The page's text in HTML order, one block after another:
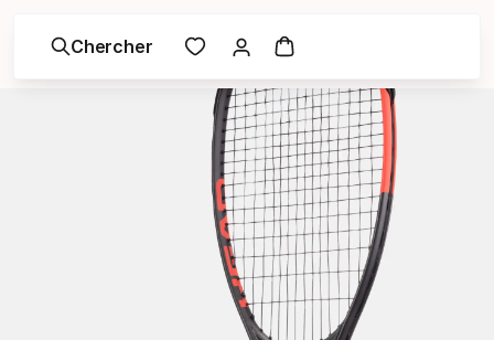
Chercher